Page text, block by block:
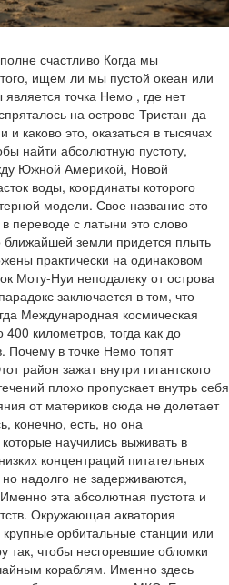
счастливо Когда мы
ищем ли мы пустой океан или
точка Немо , где нет
на острове Тристан-да-
каково это, оказаться в тысячах
найти абсолютную пустоту,
Южной Америкой, Новой
воды, координаты которого
модели. Свое название это
переводе с латыни это слово
ближайшей земли придется плыть
практически на одинаковом
Моту-Нуи неподалеку от острова
заключается в том, что
Международная космическая
километров, тогда как до
Почему в точке Немо топят
район зажат внутри гигантского
плохо пропускает внутрь себя
от материков сюда не долетает
конечно, есть, но она
научились выживать в
концентраций питательных
надолго не задерживаются,
эта абсолютная пустота и
Окружающая акватория
крупные орбитальные станции или
так, чтобы несгоревшие обломки
кораблям. Именно здесь